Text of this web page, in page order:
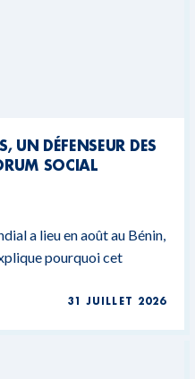
UN DÉFENSEUR DES
SOCIAL
a lieu en août au Bénin,
pourquoi cet
31 JUILLET 2026